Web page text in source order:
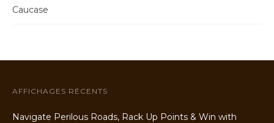
AFFICHAGES RÉCENTS
Navigate Perilous Roads, Rack Up Points & Win with